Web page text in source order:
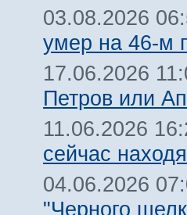
03.08.2026
умер на 46-м
17.06.2026
Петров или
11.06.2026
сейчас
04.06.2026
"Черного